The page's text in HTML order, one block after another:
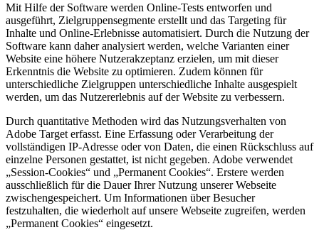
Mit Hilfe der Software werden Online-Tests entworfen und
ausgeführt, Zielgruppensegmente erstellt und das Targeting für
Inhalte und Online-Erlebnisse automatisiert. Durch die Nutzung der
Software kann daher analysiert werden, welche Varianten einer
Website eine höhere Nutzerakzeptanz erzielen, um mit dieser
Erkenntnis die Website zu optimieren. Zudem können für
unterschiedliche Zielgruppen unterschiedliche Inhalte ausgespielt
werden, um das Nutzererlebnis auf der Website zu verbessern.
Durch quantitative Methoden wird das Nutzungsverhalten von
Adobe Target erfasst. Eine Erfassung oder Verarbeitung der
vollständigen IP-Adresse oder von Daten, die einen Rückschluss auf
einzelne Personen gestattet, ist nicht gegeben. Adobe verwendet
„Session-Cookies“ und „Permanent Cookies“. Erstere werden
ausschließlich für die Dauer Ihrer Nutzung unserer Webseite
zwischengespeichert. Um Informationen über Besucher
festzuhalten, die wiederholt auf unsere Webseite zugreifen, werden
„Permanent Cookies“ eingesetzt.